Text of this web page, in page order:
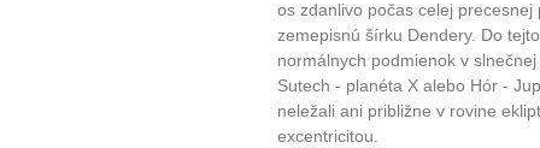
os zdanlivo počas celej
zemepisnú šírku Dendery. Do
normálnych podmienok v
Sutech - planéta X alebo Hór -
neležali ani približne v rovine
excentricitou.